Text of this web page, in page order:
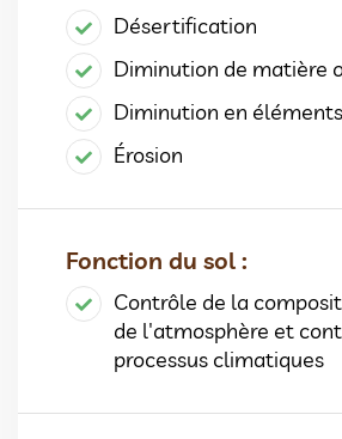
Désertification
Diminution de matière
Diminution en
Érosion
Fonction du sol :
Contrôle de la
de l'atmosphère et
processus climatiques